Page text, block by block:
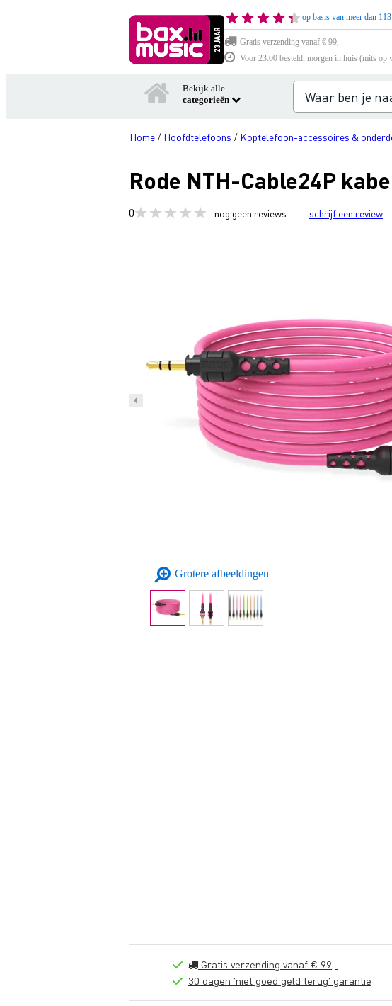
op basis van meer dan
Gratis verzending vanaf € 99,-
Voor 23:00 besteld, morgen in huis (mits op
Bekijk alle
categorieën
Home / Hoofdtelefoons / Koptelefoon-accessoires &
Rode NTH-Cable24P
0 nog geen reviews schrijf een review
Grotere afbeeldingen
Gratis verzending vanaf € 99,-
30 dagen 'niet goed geld terug' garantie